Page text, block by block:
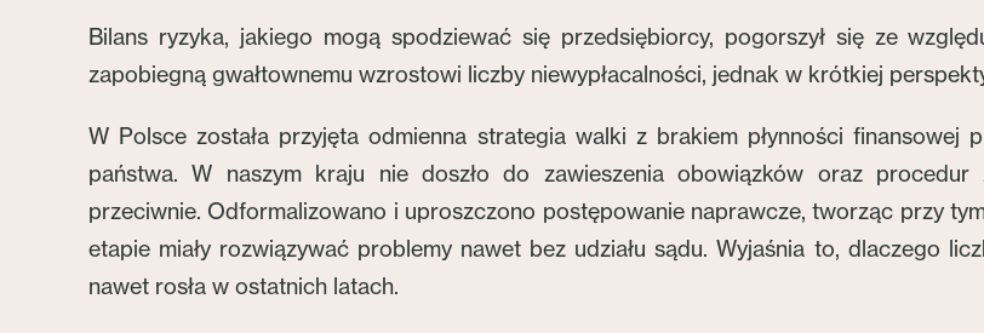
Bilans ryzyka, jakiego mogą spodziewać się przedsiębiorcy, pogorszył się ze
zapobiegną gwałtownemu wzrostowi liczby niewypłacalności, jednak w krótkiej
W Polsce została przyjęta odmienna strategia walki z brakiem płynności
państwa. W naszym kraju nie doszło do zawieszenia obowiązków oraz procedur
przeciwnie. Odformalizowano i uproszczono postępowanie naprawcze, tworząc przy
etapie miały rozwiązywać problemy nawet bez udziału sądu. Wyjaśnia to, dlaczego
nawet rosła w ostatnich latach.